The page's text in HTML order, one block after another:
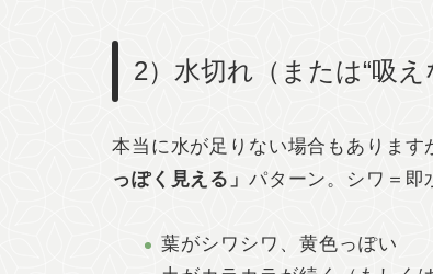
2）水切れ（または“吸え
本当に水が足りない場合もあります
っぽく見える」 パターン。シワ＝即
葉がシワシワ、黄色っぽい